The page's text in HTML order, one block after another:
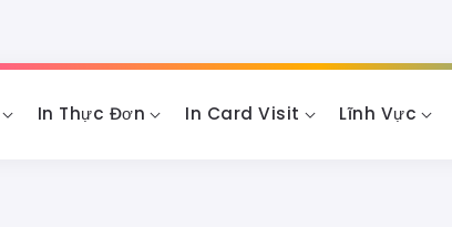
In Thực Đơn In Card Visit Lĩnh Vực